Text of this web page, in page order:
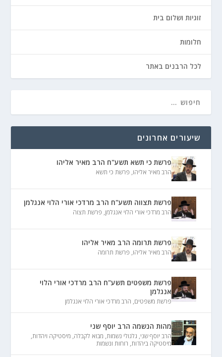
זוגיות ושלום בית
חלומות
לכל הרבנים באתר
שיעורים אחרונים
פרשת כי תשא תשע"ח הרב מאיר אליהו
הרב מאיר אליהו, פרשת כי תשא
פרשת תצווה תשע"ח הרב מרדכי אורי הלוי אנגלמן
הרב מרדכי אורי הלוי אנגלמן, פרשת תצוה
פרשת תרומה הרב מאיר אליהו
הרב מאיר אליהו, פרשת תרומה
פרשת משפטים תשע"ח הרב מרדכי אורי הלוי
אנגלמן
פרשת משפטים, הרב מרדכי אורי הלוי אנגלמן
מהות הנשמה הרב יוסף שני
הרב יוסף שני, גלגולי נשמות, מבוא לקבלה, מיסטיקה ויהדות,
מיסטיקה ביהדות, רוחות ונשמות